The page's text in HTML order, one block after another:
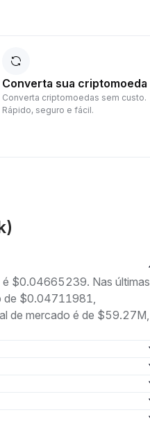
Converta sua criptomoeda
Converta criptomoedas sem custo.
Rápido, seguro e fácil.
é $0.04665239. Nas últimas
de $0.04711981,
de mercado é de $59.27M,